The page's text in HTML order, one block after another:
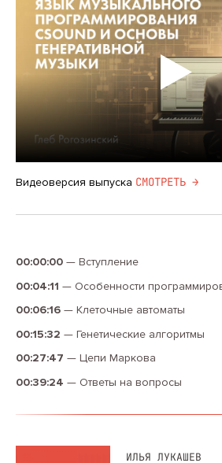
Видеоверсия выпуска CМОТРЕТЬ →
00:00:00 — Вступление
00:04:11 — Особенности
00:06:16 — Клеточные автоматы
00:15:32 — Генетические алгоритмы
00:27:47 — Цепи Маркова
00:39:24 — Ответы на вопросы
ИЛЬЯ ЛУКАШЕВ